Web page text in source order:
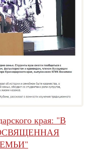
края: "В